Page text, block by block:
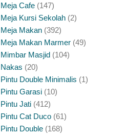
Meja Cafe 147
Meja Kursi Sekolah 2
Meja Makan 392
Meja Makan Marmer 49
Mimbar Masjid 104
Nakas 20
Pintu Double Minimalis 1
Pintu Garasi 10
Pintu Jati 412
Pintu Cat Duco 61
Pintu Double 168